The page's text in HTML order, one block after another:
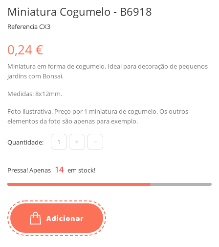
Miniatura Cogumelo - B6918
ReferenciaCX3
0,24 €
Miniatura em forma de cogumelo. Ideal para decoração de pequenos
jardins com Bonsai.
Medidas: 8x12mm.
Foto ilustrativa. Preço por 1 miniatura de cogumelo. Os outros
elementos da foto são apenas para exemplo.
Quantidade: + -
Pressa! Apenas 14 em stock!
Adicionar